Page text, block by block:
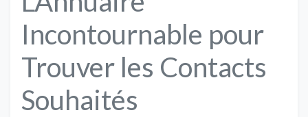
Incontournable pour
Trouver les Contacts
Souhaités